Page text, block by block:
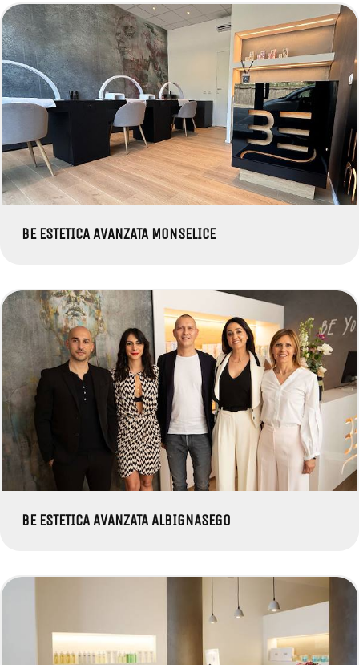
BE ESTETICA AVANZATA MONSELICE
BE ESTETICA AVANZATA ALBIGNASEGO